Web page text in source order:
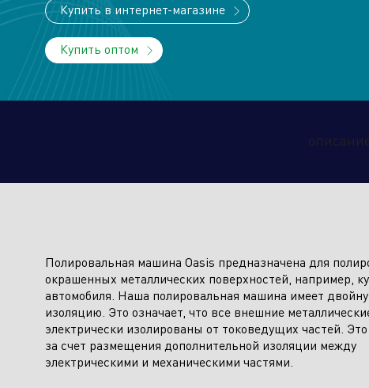
Торговые компании
водоснабжения
Климатическое оборудование и
бытовая техника
Купить в интернет-магазине
Купить оптом
описание
Полировальная машина Oasis предназначена для
окрашенных металлических поверхностей, например,
автомобиля. Наша полировальная машина имеет
изоляцию. Это означает, что все внешние
электрически изолированы от токоведущих частей.
за счет размещения дополнительной изоляции между
электрическими и механическими частями.